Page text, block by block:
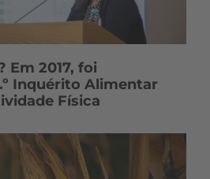
Em 2017, foi
Inquérito Alimentar
Física